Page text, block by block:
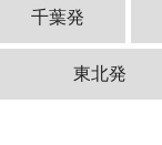
千葉発
東北発